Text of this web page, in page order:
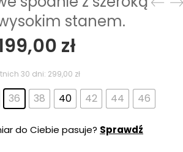
stanem.
cena
zł.
zł
wynosi:
199,00 zł.
30 dni: 299,00 zł
36 38 40 42 44 46
do Ciebie pasuje? Sprawdź